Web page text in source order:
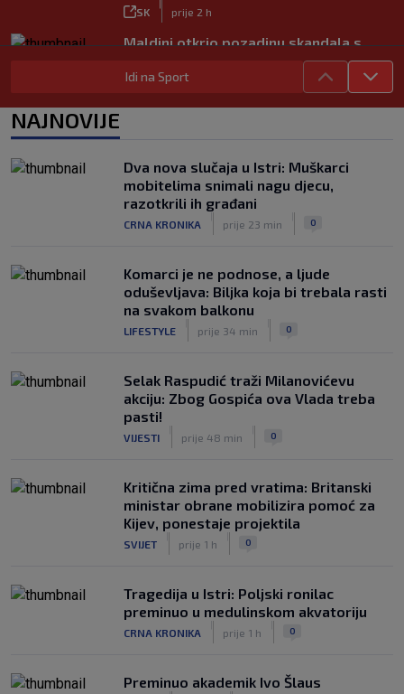
SK prije 2 h
Maldini otkrio pozadinu skandala s
Pirlom: ‘Povjerenje više ne postoji’
SK
|
prije 3 h
Mourinho naljutio naše susjede
Osijek se preporodio, Špehar poručuje:
‘Mogu se nadati Europi’
SK prije 4 h
Idi na Sport
NAJNOVIJE
Dva nova slučaja u Istri: Muškarci
mobitelima snimali nagu djecu,
razotkrili ih građani
CRNA KRONIKA prije 23 min 0
Komarci je ne podnose, a ljude
oduševljava: Biljka koja bi trebala rasti
na svakom balkonu
LIFESTYLE prije 34 min 0
Selak Raspudić traži Milanovićevu
akciju: Zbog Gospića ova Vlada treba
pasti!
VIJESTI prije 48 min 0
Kritična zima pred vratima: Britanski
ministar obrane mobilizira pomoć za
Kijev, ponestaje projektila
SVIJET prije 1 h 0
Tragedija u Istri: Poljski ronilac
preminuo u medulinskom akvatoriju
CRNA KRONIKA prije 1 h 0
Preminuo akademik Ivo Šlaus